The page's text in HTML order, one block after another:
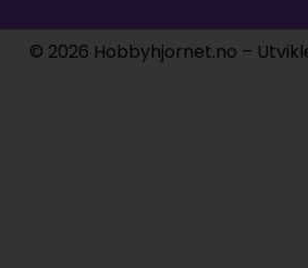
© 2026 Hobbyhjornet.no –